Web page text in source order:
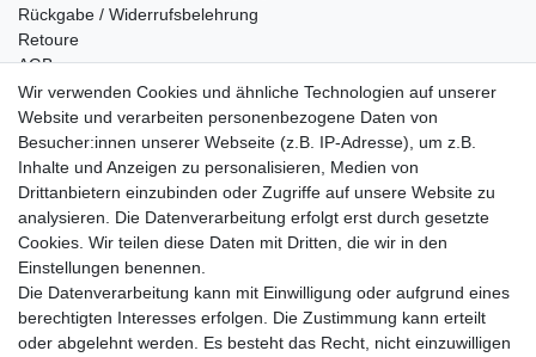
Rückgabe / Widerrufsbelehrung
Retoure
AGB
Vertrag widerrufen
Informationen
Datenschutz
Impressum
Wir verschicken klimaneutral mit DPD
Wir verwenden Cookies und ähnliche Technologien auf unserer
Website und verarbeiten personenbezogene Daten von
Besucher:innen unserer Webseite (z.B. IP-Adresse), um z.B.
Inhalte und Anzeigen zu personalisieren, Medien von
Drittanbietern einzubinden oder Zugriffe auf unsere Website zu
analysieren. Die Datenverarbeitung erfolgt erst durch gesetzte
Cookies. Wir teilen diese Daten mit Dritten, die wir in den
Einstellungen benennen.
Die Datenverarbeitung kann mit Einwilligung oder aufgrund eines
berechtigten Interesses erfolgen. Die Zustimmung kann erteilt
oder abgelehnt werden. Es besteht das Recht, nicht einzuwilligen